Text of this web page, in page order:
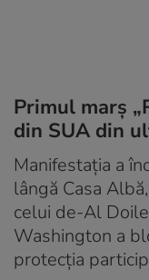
Primul marș
din SUA din
Manifestația a
lângă Casa
celui de-Al
Washington a
protecția